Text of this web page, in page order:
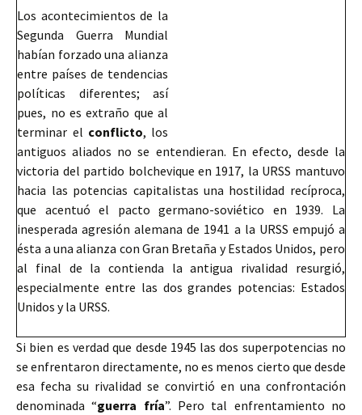
Los acontecimientos de la
Segunda Guerra Mundial
habían forzado una alianza
entre países de tendencias
políticas diferentes; así
pues, no es extraño que al
terminar el conflicto, los
antiguos aliados no se entendieran. En efecto, desde la
victoria del partido bolchevique en 1917, la URSS mantuvo
hacia las potencias capitalistas una hostilidad recíproca,
que acentuó el pacto germano-soviético en 1939. La
inesperada agresión alemana de 1941 a la URSS empujó a
ésta a una alianza con Gran Bretaña y Estados Unidos, pero
al final de la contienda la antigua rivalidad resurgió,
especialmente entre las dos grandes potencias: Estados
Unidos y la URSS.
Si bien es verdad que desde 1945 las dos superpotencias no
se enfrentaron directamente, no es menos cierto que desde
esa fecha su rivalidad se convirtió en una confrontación
denominada “guerra fría”. Pero tal enfrentamiento no